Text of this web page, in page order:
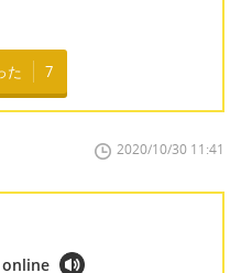
た 7
2020/10/30 11:41